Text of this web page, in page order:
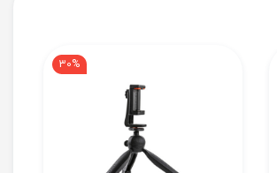
30%